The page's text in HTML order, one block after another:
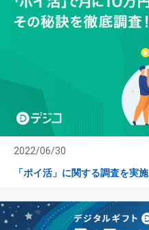
2022/06/30
「ポイ活」に関する調査を実施